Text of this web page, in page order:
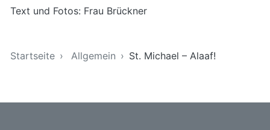
Text und Fotos: Frau Brückner
Startseite
Allgemein St. Michael – Alaaf!